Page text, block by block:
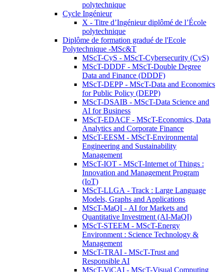
polytechnique
Cycle Ingénieur
X - Titre d’Ingénieur diplômé de l’École
polytechnique
Diplôme de formation gradué de l'Ecole
Polytechnique -MSc&T
MScT-CyS - MScT-Cybersecurity (CyS)
MScT-DDDF - MScT-Double Degree
Data and Finance (DDDF)
MScT-DEPP - MScT-Data and Economics
for Public Policy (DEPP)
MScT-DSAIB - MScT-Data Science and
AI for Business
MScT-EDACF - MScT-Economics, Data
Analytics and Corporate Finance
MScT-EESM - MScT-Environmental
Engineering and Sustainability
Management
MScT-IOT - MScT-Internet of Things :
Innovation and Management Program
(IoT)
MScT-LLGA - Track : Large Language
Models, Graphs and Applications
MScT-MaQI - AI for Markets and
Quantitative Investment (AI-MaQI)
MScT-STEEM - MScT-Energy
Environment : Science Technology &
Management
MScT-TRAI - MScT-Trust and
Responsible AI
MScT-ViCAI - MScT-Visual Computing